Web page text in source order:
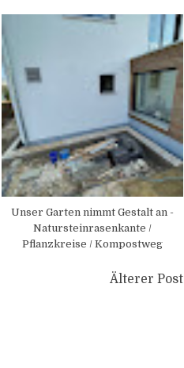
Unser Garten nimmt Gestalt an -
Natursteinrasenkante /
Pflanzkreise / Kompostweg
Älterer Post